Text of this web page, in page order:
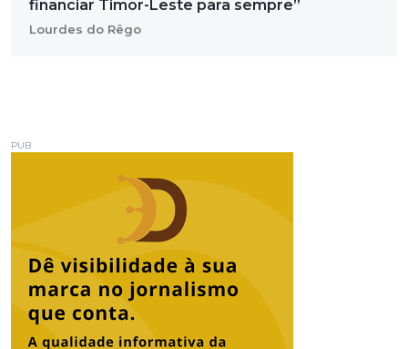
financiar Timor-Leste para sempre”
Lourdes do Rêgo
PUB